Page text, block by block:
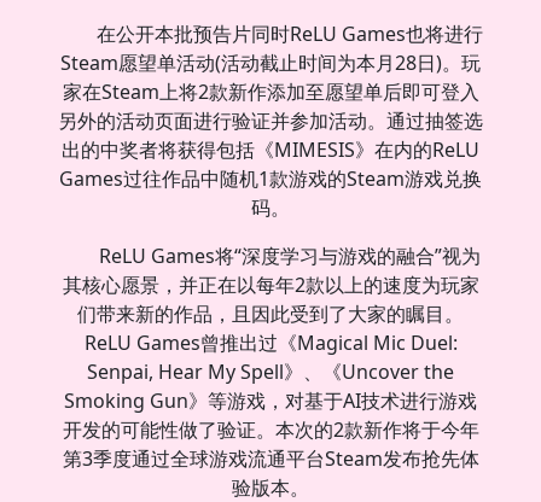
在公开本批预告片同时ReLU Games也将进行
Steam愿望单活动(活动截止时间为本月28日)。玩
家在Steam上将2款新作添加至愿望单后即可登入
另外的活动页面进行验证并参加活动。通过抽签选
出的中奖者将获得包括《MIMESIS》在内的ReLU
Games过往作品中随机1款游戏的Steam游戏兑换
码。
ReLU Games将“深度学习与游戏的融合”视为
其核心愿景，并正在以每年2款以上的速度为玩家
们带来新的作品，且因此受到了大家的瞩目。
ReLU Games曾推出过《Magical Mic Duel:
Senpai, Hear My Spell》、《Uncover the
Smoking Gun》等游戏，对基于AI技术进行游戏
开发的可能性做了验证。本次的2款新作将于今年
第3季度通过全球游戏流通平台Steam发布抢先体
验版本。